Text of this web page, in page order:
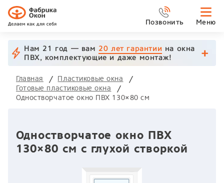
Позвонить Меню
Нам 21 год — вам 20 лет гарантии на окна
ПВХ, комплектующие и даже монтаж!
Главная
Пластиковые окна
Готовые пластиковые окна
Одностворчатое окно ПВХ 130×80 см
Одностворчатое окно ПВХ
130×80 см с глухой створкой